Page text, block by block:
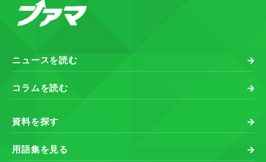
ニュースを読む
コラムを読む
資料を探す
用語集を見る